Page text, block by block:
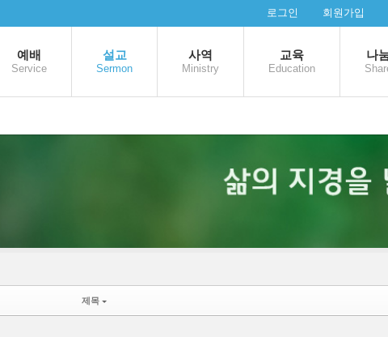
로그인 회원가입
예배
Service
설교
Sermon
사역
Ministry
교육
Education
나
제목